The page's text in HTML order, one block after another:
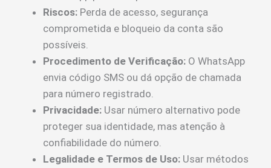
Riscos: Perda de acesso, segurança
comprometida e bloqueio da conta são
possíveis.
Procedimento de Verificação: O WhatsApp
envia código SMS ou dá opção de chamada
para número registrado.
Privacidade: Usar número alternativo pode
proteger sua identidade, mas atenção à
confiabilidade do número.
Legalidade e Termos de Uso: Usar métodos